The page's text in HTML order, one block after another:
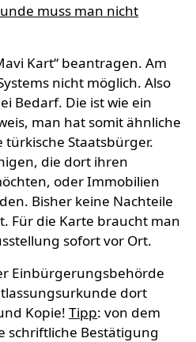
muss man nicht
Kart“ beantragen. Am
nicht möglich. Also
Bedarf. Die ist wie ein
man hat somit ähnliche
türkische Staatsbürger.
die dort ihren
oder Immobilien
Bisher keine Nachteile
Für die Karte braucht man
sofort vor Ort.
Einbürgerungsbehörde
dort
Kopie! Tipp: von dem
schriftliche Bestätigung